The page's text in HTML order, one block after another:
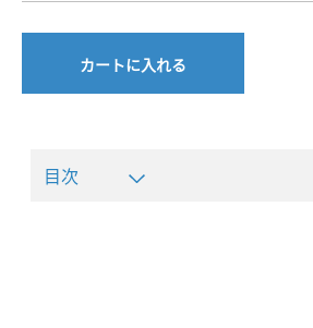
カートに入れる
目次